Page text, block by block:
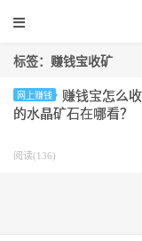
标签：赚钱宝收矿
网上赚钱
赚钱宝怎么
的水晶矿石在哪看？
阅读(136)